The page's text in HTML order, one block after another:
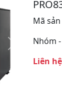
Mã
Nhóm -
Liên